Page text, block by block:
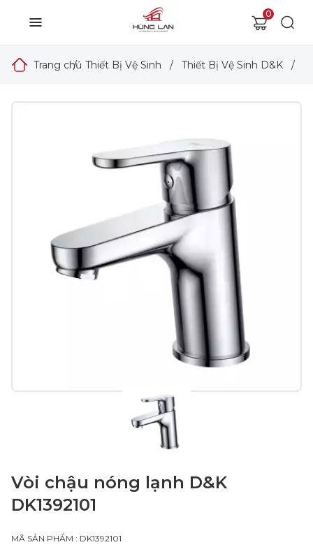
0
Trang chủ
/ Thiết Bị Vệ Sinh / Thiết Bị Vệ Sinh D&K /
Vòi chậu nóng lạnh D&K
DK1392101
MÃ SẢN PHẨM : DK1392101